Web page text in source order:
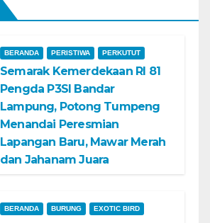
BERANDA PERISTIWA PERKUTUT
Semarak Kemerdekaan RI 81
Pengda P3SI Bandar
Lampung, Potong Tumpeng
Menandai Peresmian
Lapangan Baru, Mawar Merah
dan Jahanam Juara
BERANDA BURUNG EXOTIC BIRD